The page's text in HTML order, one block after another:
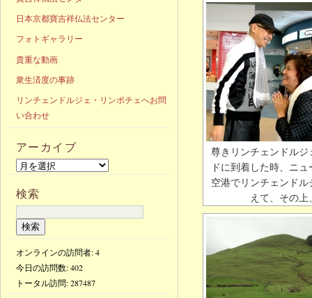
尊きリンチェンドル
ドに到着した時、ニ
空港でリンチェンド
えて、その
日本京都寶吉祥仏法センター
フォトギャラリー
貴重な動画
衆生済度の事跡
リンチェンドルジェ・リンポチェへお問
い合わせ
アーカイブ
検索
オンラインの訪問者: 4
今日の訪問数:402
トータル訪問:287487